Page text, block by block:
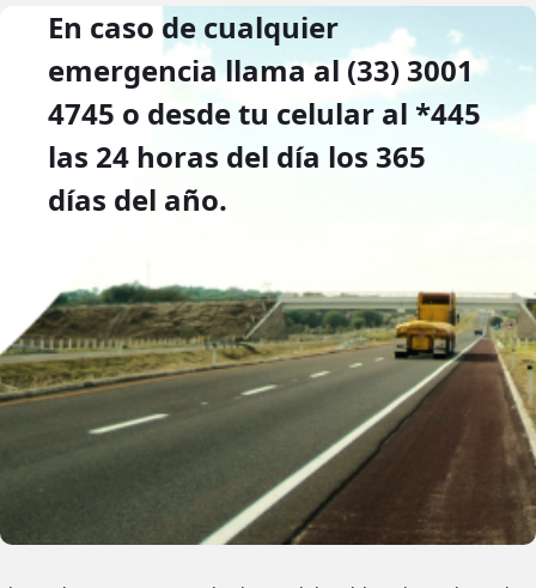
En caso de cualquier
emergencia llama al (33) 3001
4745 o desde tu celular al *445
las 24 horas del día los 365
días del año.